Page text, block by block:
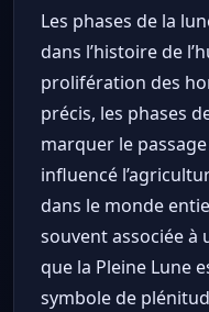
Les phases de la
dans l’histoire de
prolifération des
précis, les phases
marquer le
influencé
dans le monde
souvent associée à
que la Pleine Lune
symbole de